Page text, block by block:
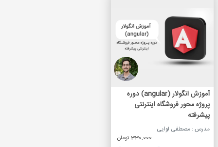
آموزش انگولار (angular) دوره
پروژه محور فروشگاه اینترنتی
پیشرفته
مدرس : مصطفی لوایی
330,000 تومان